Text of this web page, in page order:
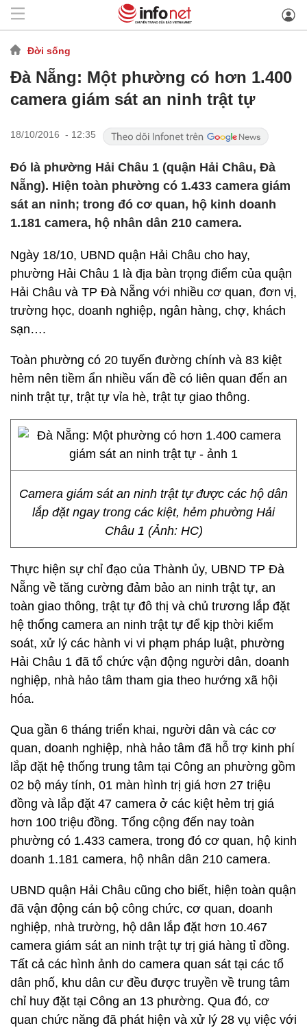
Đời sống
Đà Nẵng: Một phường có hơn 1.400
camera giám sát an ninh trật tự
18/10/2016 - 12:35
Đó là phường Hải Châu 1 (quận Hải Châu, Đà
Nẵng). Hiện toàn phường có 1.433 camera giám
sát an ninh; trong đó cơ quan, hộ kinh doanh
1.181 camera, hộ nhân dân 210 camera.
Ngày 18/10, UBND quận Hải Châu cho hay,
phường Hải Châu 1 là địa bàn trọng điểm của quận
Hải Châu và TP Đà Nẵng với nhiều cơ quan, đơn vị,
trường học, doanh nghiệp, ngân hàng, chợ, khách
sạn….
Toàn phường có 20 tuyến đường chính và 83 kiệt
hẻm nên tiềm ẩn nhiều vấn đề có liên quan đến an
ninh trật tự, trật tự vỉa hè, trật tự giao thông.
Camera giám sát an ninh trật tự được các hộ dân
lắp đặt ngay trong các kiệt, hẻm phường Hải
Châu 1 (Ảnh: HC)
Thực hiện sự chỉ đạo của Thành ủy, UBND TP Đà
Nẵng về tăng cường đảm bảo an ninh trật tự, an
toàn giao thông, trật tự đô thị và chủ trương lắp đặt
hệ thống camera an ninh trật tự để kịp thời kiểm
soát, xử lý các hành vi vi phạm pháp luật, phường
Hải Châu 1 đã tổ chức vận động người dân, doanh
nghiệp, nhà hảo tâm tham gia theo hướng xã hội
hóa.
Qua gần 6 tháng triển khai, người dân và các cơ
quan, doanh nghiệp, nhà hảo tâm đã hỗ trợ kinh phí
lắp đặt hệ thống trung tâm tại Công an phường gồm
02 bộ máy tính, 01 màn hình trị giá hơn 27 triệu
đồng và lắp đặt 47 camera ở các kiệt hẻm trị giá
hơn 100 triệu đồng. Tổng cộng đến nay toàn
phường có 1.433 camera, trong đó cơ quan, hộ kinh
doanh 1.181 camera, hộ nhân dân 210 camera.
UBND quận Hải Châu cũng cho biết, hiện toàn quận
đã vận động cán bộ công chức, cơ quan, doanh
nghiệp, nhà trường, hộ dân lắp đặt hơn 10.467
camera giám sát an ninh trật tự trị giá hàng tỉ đồng.
Tất cả các hình ảnh do camera quan sát tại các tổ
dân phố, khu dân cư đều được truyền về trung tâm
chỉ huy đặt tại Công an 13 phường. Qua đó, cơ
quan chức năng đã phát hiện và xử lý 28 vụ việc với